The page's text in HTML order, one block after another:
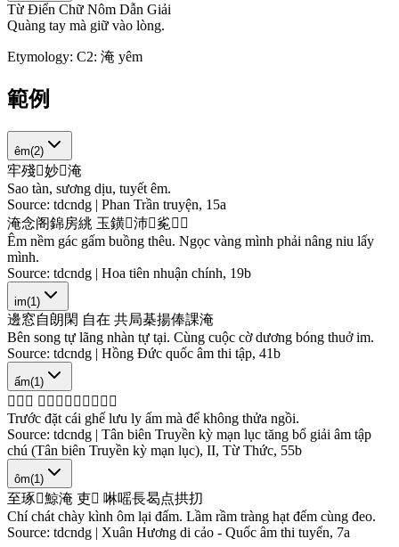
Từ Điển Chữ Nôm Dẫn Giải
Quàng tay mà giữ vào lòng.
Etymology: C2: 淹 yêm
範例
êm(2)
牢殘𱎈妙𱎀淹
Sao tàn, sương dịu, tuyết êm.
Source: tdcndg | Phan Trần truyện, 15a
淹念阁錦房絩 玉鐄𠇮沛𢪲㝹 𥙩 𠇮
Êm nềm gác gấm buồng thêu. Ngọc vàng mình phải nâng niu lấy
mình.
Source: tdcndg | Hoa tiên nhuận chính, 19b
im(1)
邊窓自朗閑 自在 共局棊揚俸課淹
Bên song tự lãng nhàn tự tại. Cùng cuộc cờ dương bóng thuở im.
Source: tdcndg | Hồng Đức quốc âm thi tập, 41b
ấm(1)
𨎠 達 丐 𬃪 琉 璃 淹 麻 底 空 所 𡎢
Trước đặt cái ghế lưu ly ấm mà để không thửa ngồi.
Source: tdcndg | Tân biên Truyền kỳ mạn lục tăng bổ giải âm tập
chú (Tân biên Truyền kỳ mạn lục), II, Từ Thức, 55b
ôm(1)
至琢𣖖鯨淹 吏𢶸 啉嗂長曷点拱㧅
Chí chát chày kình ôm lại đấm. Lầm rầm tràng hạt đếm cùng đeo.
Source: tdcndg | Xuân Hương di cảo - Quốc âm thi tuyển, 7a